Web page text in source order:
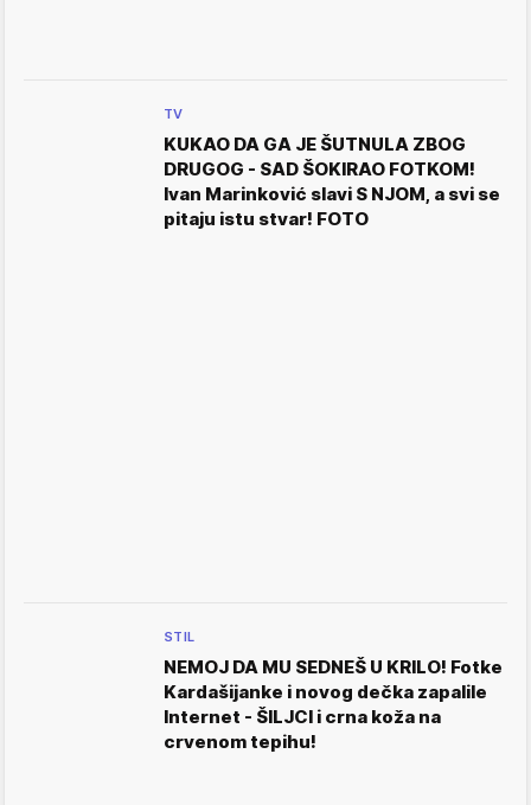
TV
KUKAO DA GA JE ŠUTNULA ZBOG
DRUGOG - SAD ŠOKIRAO FOTKOM!
Ivan Marinković slavi S NJOM, a svi se
pitaju istu stvar! FOTO
STIL
NEMOJ DA MU SEDNEŠ U KRILO! Fotke
Kardašijanke i novog dečka zapalile
Internet - ŠILJCI i crna koža na
crvenom tepihu!